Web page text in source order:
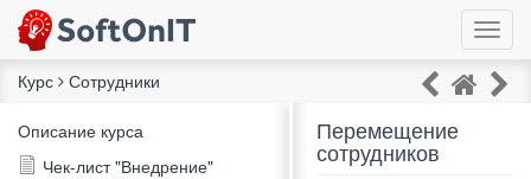
Курс Сотрудники
Описание курса
Чек-лист "Внедрение"
Перемещение
сотрудников